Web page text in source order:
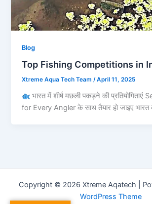
Blog
Top Fishing Competitions in
Xtreme Aqua Tech Team/April 11, 2025
भारत में शीर्ष मछली पकड़ने की प्रतियोगिताएं
for Every Angler के साथ तैयार हो जाइए भारत
Copyright © 2026 Xtreme Aqatech |
WordPress Theme